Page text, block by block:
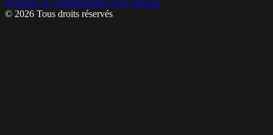
Politique de confidentialité et de témoins
© 2026 Tous droits réservés